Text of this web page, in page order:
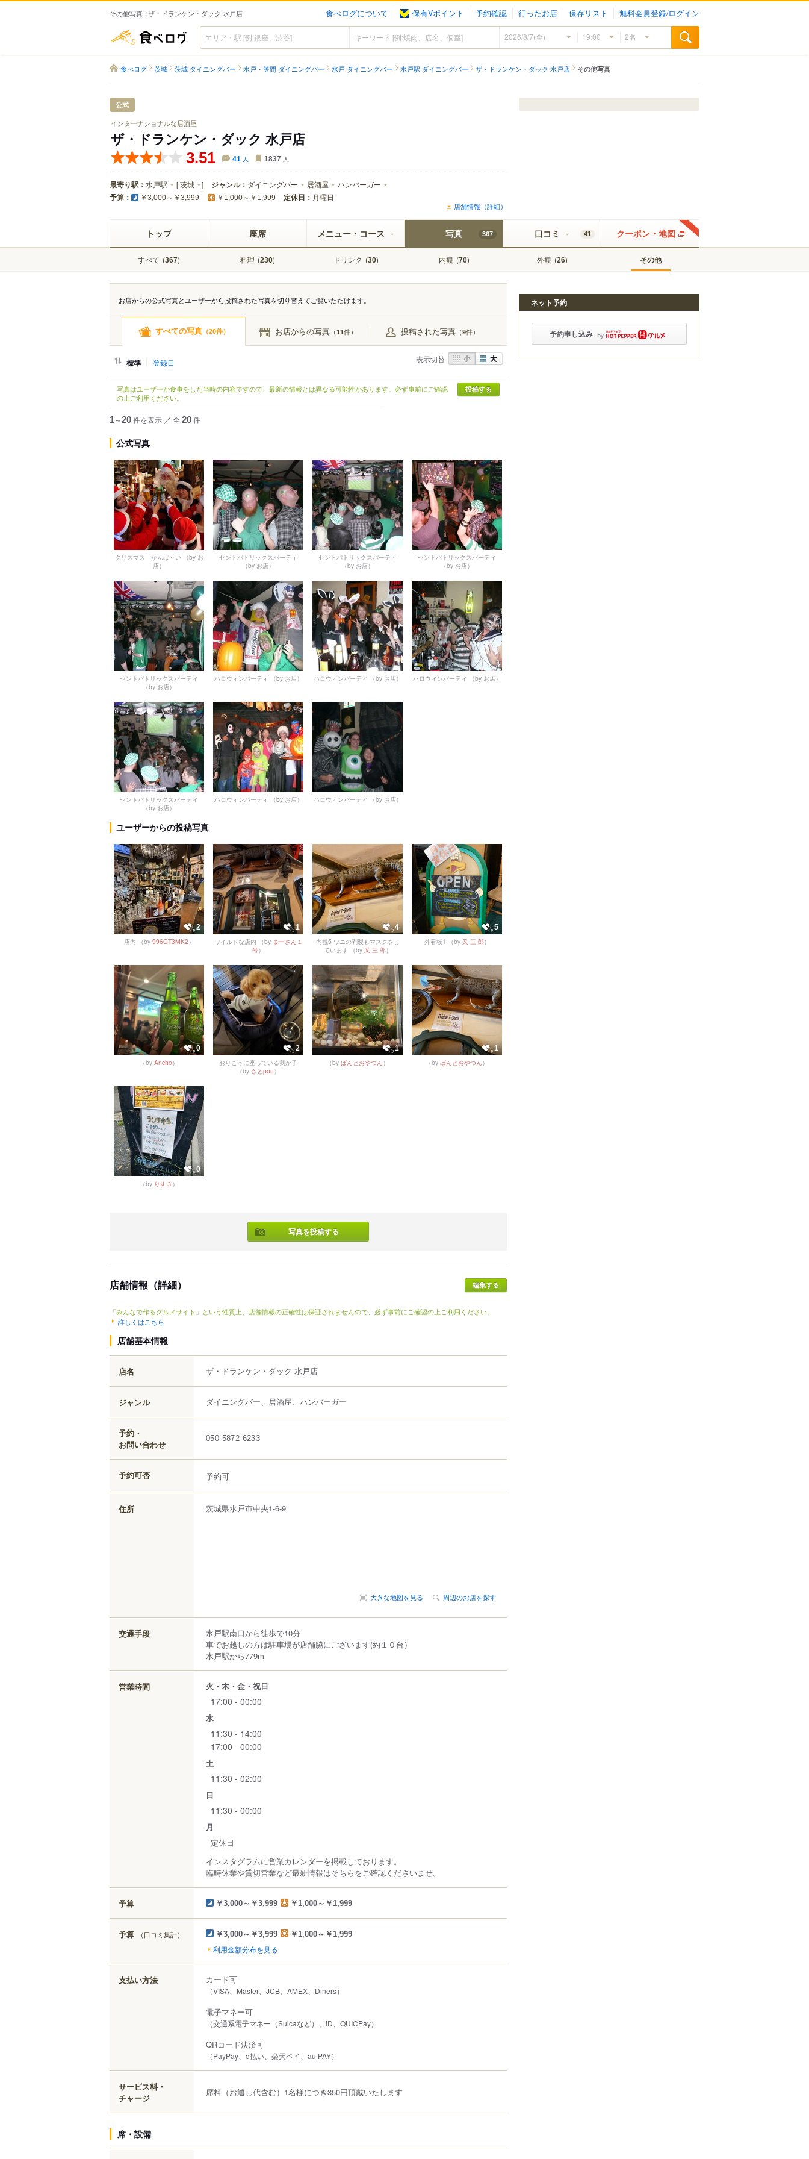
その他写真 : ザ・ドランケン・ダック 水戸店 食べログについて 保有Vポイント 予約確認 行ったお店 保存リスト 無料会員登録/ログイン
食べログ
食べログ 茨城 茨城 ダイニングバー 水戸・笠間 ダイニングバー 水戸 ダイニングバー 水戸駅 ダイニングバー ザ・ドランケン・ダック 水戸店 その他写真
公式
インターナショナルな居酒屋
ザ・ドランケン・ダック 水戸店
3.51 41 人 1837 人
最寄り駅： 水戸駅 [茨城 ] ジャンル： ダイニングバー 居酒屋 ハンバーガー
予算： ￥3,000～￥3,999 ￥1,000～￥1,999 定休日： 月曜日
店舗情報（詳細）
トップ 座席 メニュー・コース 写真 367
すべて (367) 料理 (230) ドリンク (30) 内観 (70) 外観 (26) その他
口コミ 41 クーポン・地図
お店からの公式写真とユーザーから投稿された写真を切り替えてご覧いただけます。
すべての写真（20件） お店からの写真（11件） 投稿された写真 （9件）
標準 登録日 表示切替
写真はユーザーが食事をした当時の内容ですので、最新の情報とは異なる可能性があります。必ず事前にご確認
の上ご利用ください。
投稿する
1～20件を表示 ／ 全 20件
公式写真
クリスマス かんぱ～い
（by お
店）
セントパトリックスパーティ
（by お店）
セントパトリックスパーティ
（by お店）
セントパトリックスパーティ
（by お店）
セントパトリックスパーティ
（by お店）
ハロウィンパーティ （by お店） ハロウィンパーティ （by お店） ハロウィンパーティ （by お店）
セントパトリックスパーティ
（by お店）
ハロウィンパーティ （by お店） ハロウィンパーティ （by お店）
ユーザーからの投稿写真
2
店内 （by 996GT3MK2）
1
ワイルドな店内 （by まーさん１
号）
4
内観5 ワニの剥製もマスクをし
ています
（by 又 三 郎）
5
外看板1 （by 又 三 郎）
0
（by Ancho）
2
おりこうに座っている我が子
（by さとpon ）
1
（by ぱんとおやつん ）
1
（by ぱんとおやつん ）
0
（by りす３ ）
写真を投稿する
店舗情報（詳細） 編集する
「みんなで作るグルメサイト」という性質上、店舗情報の正確性は保証されませんので、必ず事前にご確認の上ご利用ください。
詳しくはこちら
店舗基本情報
店名 ザ・ドランケン・ダック 水戸店
ジャンル ダイニングバー、居酒屋、ハンバーガー
予約・
お問い合わせ
050-5872-6233
予約可否 予約可
住所 茨城県水戸市中央1-6-9
大きな地図を見る 周辺のお店を探す
交通手段
水戸駅南口から徒歩で10分
車でお越しの方は駐車場が店舗脇にございます(約１０台）
水戸駅から779m
営業時間 火・木・金・祝日
17:00 - 00:00
水
11:30 - 14:00
17:00 - 00:00
土
11:30 - 02:00
日
11:30 - 00:00
月
定休日
インスタグラムに営業カレンダーを掲載しております。
臨時休業や貸切営業など最新情報はそちらをご確認くださいませ。
予算 ￥3,000～￥3,999 ￥1,000～￥1,999
予算 （口コミ集計） ￥3,000～￥3,999 ￥1,000～￥1,999
利用金額分布を見る
支払い方法 カード可
（VISA、Master、JCB、AMEX、Diners）
電子マネー可
（交通系電子マネー（Suicaなど）、iD、QUICPay）
QRコード決済可
（PayPay、d払い、楽天ペイ、au PAY）
サービス料・
チャージ
席料（お通し代含む）1名様につき350円頂戴いたします
席・設備
ネット予約
予約申し込み